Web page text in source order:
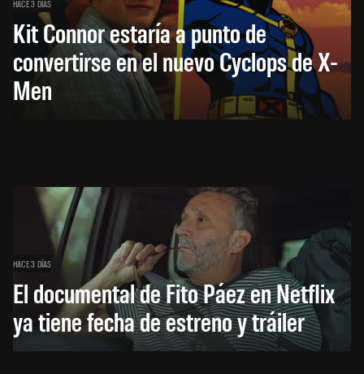
HACE 3 DÍAS
Kit Connor estaría a punto de
convertirse en el nuevo Cyclops de X-
Men
HACE 3 DÍAS
El documental de Fito Páez en Netflix
ya tiene fecha de estreno y tráiler